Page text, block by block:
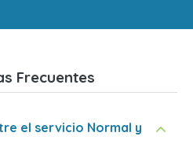
Frecuentes
el servicio Normal y